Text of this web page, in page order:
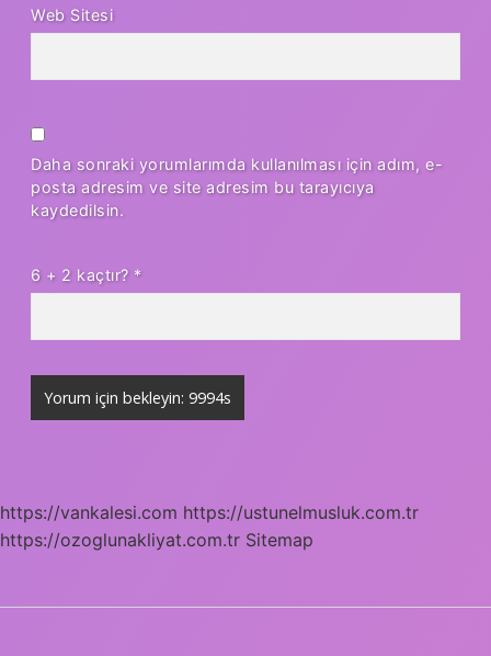
Web Sitesi
Daha sonraki yorumlarımda kullanılması için adım, e-
posta adresim ve site adresim bu tarayıcıya
kaydedilsin.
6 + 2 kaçtır? *
https://vankalesi.com https://ustunelmusluk.com.tr
https://ozoglunakliyat.com.tr Sitemap